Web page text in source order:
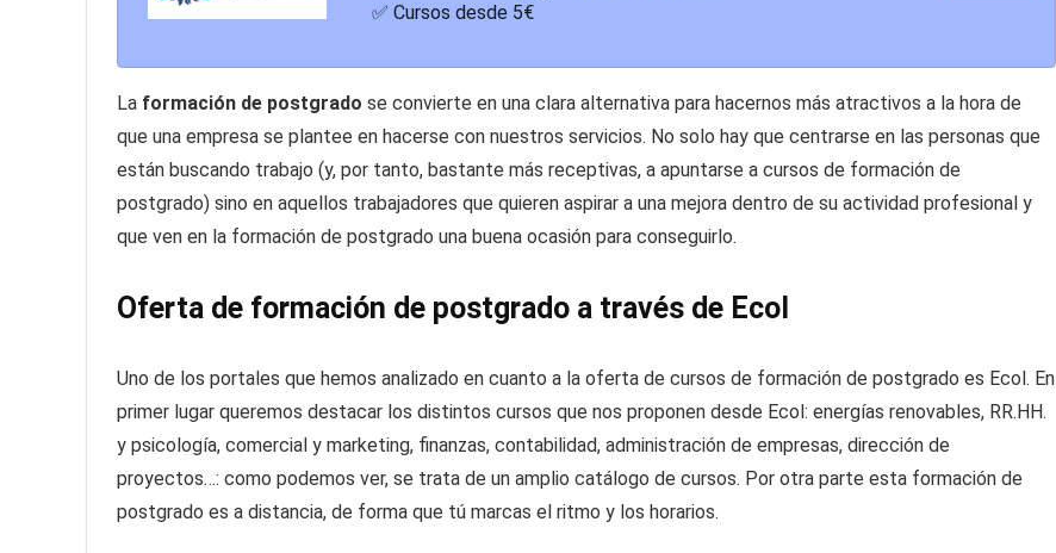
✅ Cursos desde 5€
La formación de postgrado se convierte en una clara alternativa para hacernos más atractivos a la hora de
que una empresa se plantee en hacerse con nuestros servicios. No solo hay que centrarse en las personas que
están buscando trabajo (y, por tanto, bastante más receptivas, a apuntarse a cursos de formación de
postgrado) sino en aquellos trabajadores que quieren aspirar a una mejora dentro de su actividad profesional y
que ven en la formación de postgrado una buena ocasión para conseguirlo.
Oferta de formación de postgrado a través de Ecol
Uno de los portales que hemos analizado en cuanto a la oferta de cursos de formación de postgrado es Ecol. En
primer lugar queremos destacar los distintos cursos que nos proponen desde Ecol: energías renovables, RR.HH.
y psicología, comercial y marketing, finanzas, contabilidad, administración de empresas, dirección de
proyectos…: como podemos ver, se trata de un amplio catálogo de cursos. Por otra parte esta formación de
postgrado es a distancia, de forma que tú marcas el ritmo y los horarios.